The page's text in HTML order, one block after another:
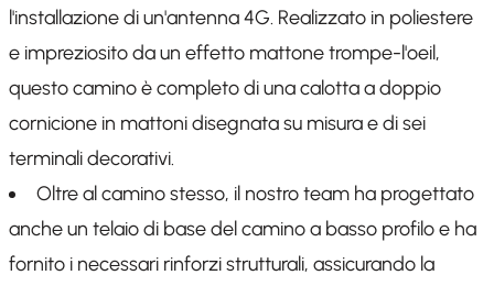
l'installazione di un'antenna 4G. Realizzato in poliestere
e impreziosito da un effetto mattone trompe-l'oeil,
questo camino è completo di una calotta a doppio
cornicione in mattoni disegnata su misura e di sei
terminali decorativi.
Oltre al camino stesso, il nostro team ha progettato
anche un telaio di base del camino a basso profilo e ha
fornito i necessari rinforzi strutturali, assicurando la